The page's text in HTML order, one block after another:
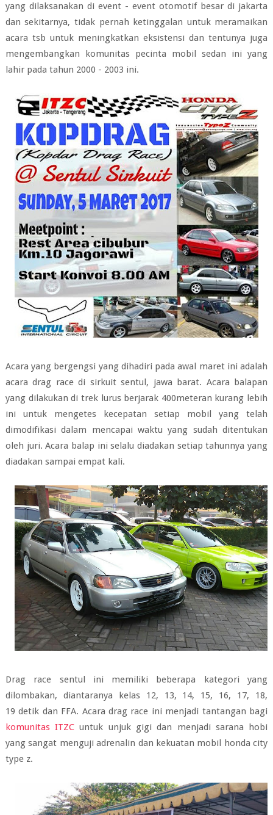
yang dilaksanakan di event - event otomotif besar di jakarta
dan sekitarnya, tidak pernah ketinggalan untuk meramaikan
acara tsb untuk meningkatkan eksistensi dan tentunya juga
mengembangkan komunitas pecinta mobil sedan ini yang
lahir pada tahun 2000 - 2003 ini.
Acara yang bergengsi yang dihadiri pada awal maret ini adalah
acara drag race di sirkuit sentul, jawa barat. Acara balapan
yang dilakukan di trek lurus berjarak 400meteran kurang lebih
ini untuk mengetes kecepatan setiap mobil yang telah
dimodifikasi dalam mencapai waktu yang sudah ditentukan
oleh juri. Acara balap ini selalu diadakan setiap tahunnya yang
diadakan sampai empat kali.
Drag race sentul ini memiliki beberapa kategori yang
dilombakan, diantaranya kelas 12, 13, 14, 15, 16, 17, 18,
19 detik dan FFA. Acara drag race ini menjadi tantangan bagi
komunitas ITZC untuk unjuk gigi dan menjadi sarana hobi
yang sangat menguji adrenalin dan kekuatan mobil honda city
type z.